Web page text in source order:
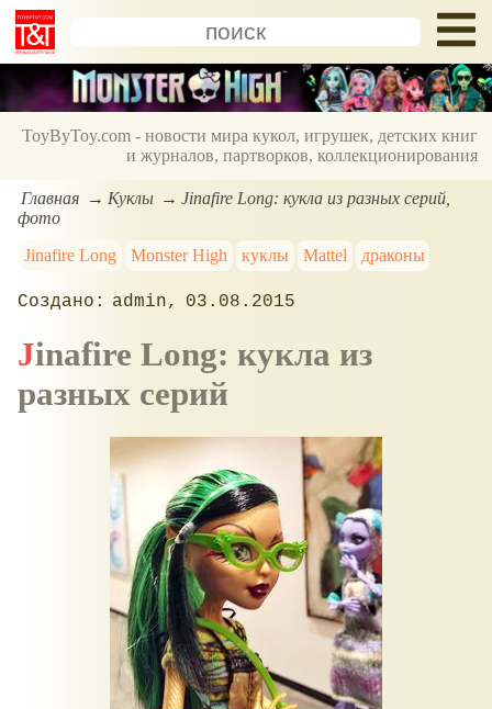
ToyByToy.com - новости мира кукол, игрушек, детских книг
и журналов, партворков, коллекционирования
Главная Куклы
Jinafire Long: кукла из разных серий,
фото
Jinafire Long
Monster High куклы Mattel драконы
admin 03.08.2015
Jinafire Long: кукла из
разных серий